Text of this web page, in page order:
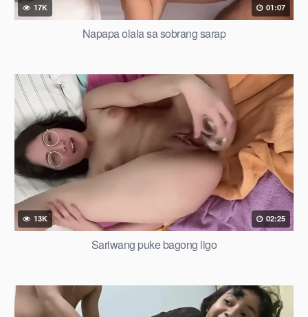
17K 01:07
Napapa olala sa sobrang sarap
13K 02:25
Sariwang puke bagong ligo